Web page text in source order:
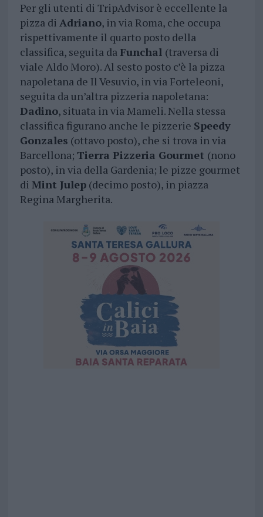
Per gli utenti di TripAdvisor è eccellente la
pizza di Adriano, in via Roma, che occupa
rispettivamente il quarto posto della
classifica, seguita da Funchal (traversa di
viale Aldo Moro). Al sesto posto c’è la pizza
napoletana de Il Vesuvio, in via Forteleoni,
seguita da un’altra pizzeria napoletana:
Dadino, situata in via Mameli. Nella stessa
classifica figurano anche le pizzerie Speedy
Gonzales (ottavo posto), che si trova in via
Barcellona; Tierra Pizzeria Gourmet (nono
posto), in via della Gardenia; le pizze gourmet
di Mint Julep(decimo posto), in piazza
Regina Margherita.